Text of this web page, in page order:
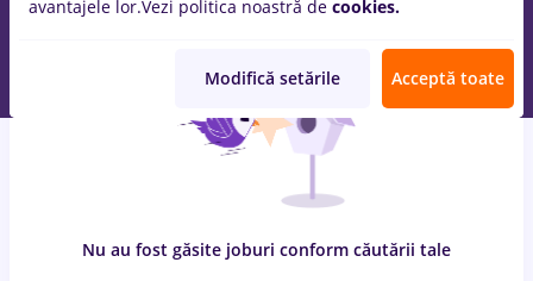
Nu au fost găsite joburi conform căutării tale
avantajele lor.Vezi politica noastră de cookies.
Modifică setările Acceptă toate